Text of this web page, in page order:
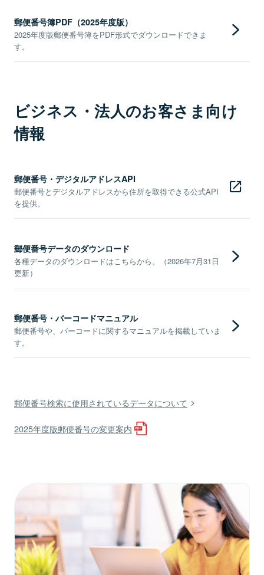
郵便番号簿PDF（2025年度版）
2025年度版郵便番号簿をPDF形式でダウンロードできま
す。
ビジネス・法人のお客さま向け
情報
郵便番号・デジタルアドレスAPI
郵便番号とデジタルアドレスから住所を取得できる公式API
を提供。
郵便番号データのダウンロード
各種データのダウンロードはこちらから。（2026年7月31日
更新）
郵便番号・バーコードマニュアル
郵便番号や、バーコードに関するマニュアルを掲載していま
す。
郵便番号検索に使用されているデータについて
2025年度版郵便番号の変更案内